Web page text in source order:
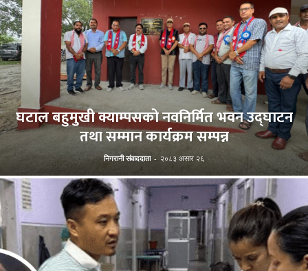
घटाल बहुमुखी क्याम्पसको नवनिर्मित भवन उद्घाटन
तथा सम्मान कार्यक्रम सम्पन्न
निगरानी संवाददाता - २०८३ असार २६